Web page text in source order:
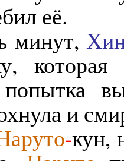
её.
минут,
и
-кун,